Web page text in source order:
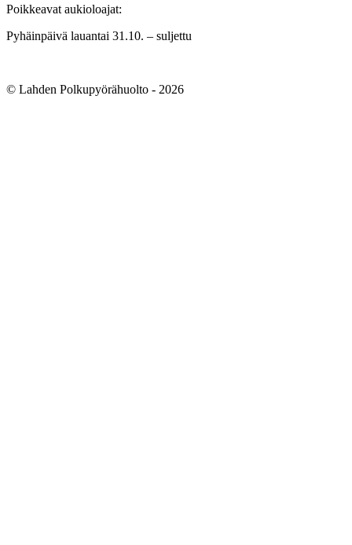
Poikkeavat aukioloajat:
Pyhäinpäivä lauantai 31.10. – suljettu
© Lahden Polkupyörähuolto - 2026